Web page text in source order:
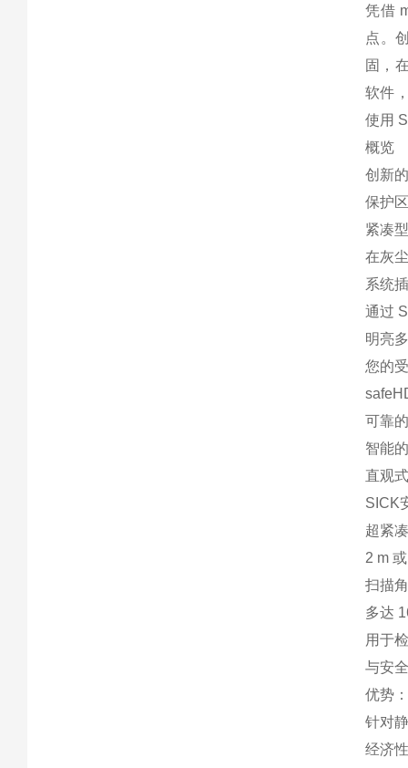
凭借
点。
固，
软件
使用
概览
创新
保护
紧凑
在灰
系统
通过
明亮
您的
可靠
智能
直观
SICK
超紧
2 m
扫描
多达
用于
与安
优势
针对
经济